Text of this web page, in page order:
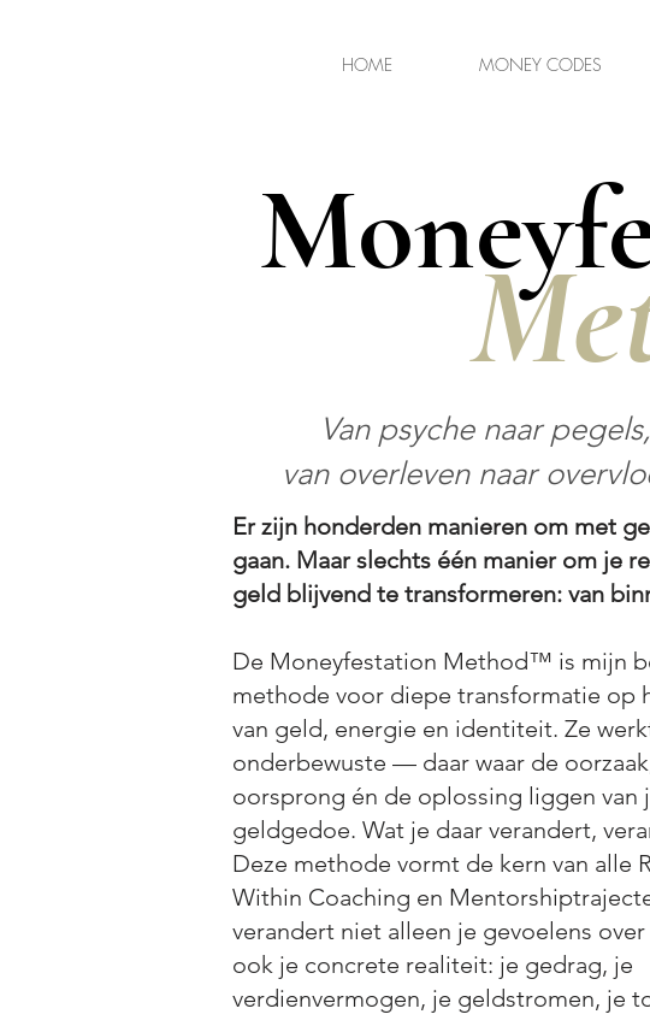
HOME MONEY CODES
Van psyche naar pegels,
van overleven naar
Er zijn honderden manieren om met
gaan. Maar slechts één manier om je
geld blijvend te transformeren: van
De Moneyfestation Method™ is mijn
methode voor diepe transformatie op
van geld, energie en identiteit. Ze
onderbewuste — daar waar de
oorsprong én de oplossing liggen van
geldgedoe. Wat je daar verandert,
Deze methode vormt de kern van alle
Within Coaching en
verandert niet alleen je gevoelens
ook je concrete realiteit: je gedrag, je
verdienvermogen, je geldstromen, je